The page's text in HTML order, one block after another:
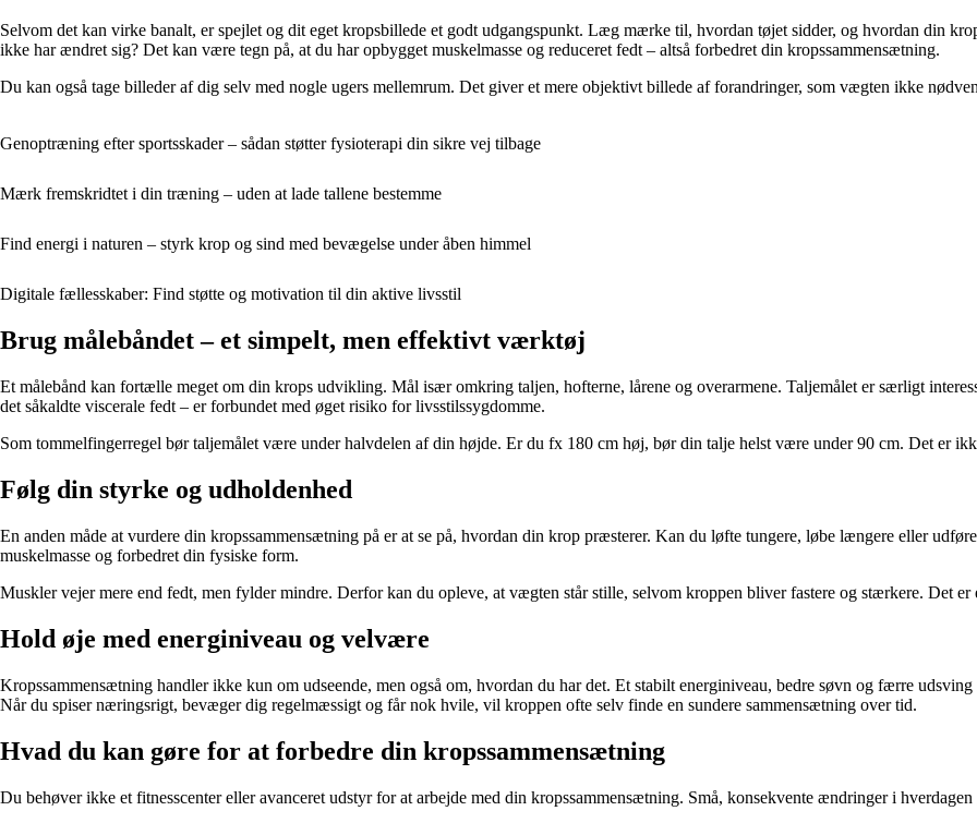
Selvom det kan virke banalt, er spejlet og dit eget kropsbillede et godt udgangspunkt. Læg mærke til, hvordan tøjet sidder, og hvordan din
ikke har ændret sig? Det kan være tegn på, at du har opbygget muskelmasse og reduceret fedt – altså forbedret din kropssammensætning.
Du kan også tage billeder af dig selv med nogle ugers mellemrum. Det giver et mere objektivt billede af forandringer, som vægten ikke
Genoptræning efter sportsskader – sådan støtter fysioterapi din sikre vej tilbage
Mærk fremskridtet i din træning – uden at lade tallene bestemme
Find energi i naturen – styrk krop og sind med bevægelse under åben himmel
Digitale fællesskaber: Find støtte og motivation til din aktive livsstil
Brug målebåndet – et simpelt, men effektivt værktøj
Et målebånd kan fortælle meget om din krops udvikling. Mål især omkring taljen, hofterne, lårene og overarmene. Taljemålet er særligt
det såkaldte viscerale fedt – er forbundet med øget risiko for livsstilssygdomme.
Som tommelfingerregel bør taljemålet være under halvdelen af din højde. Er du fx 180 cm høj, bør din talje helst være under 90 cm. Det er
Følg din styrke og udholdenhed
En anden måde at vurdere din kropssammensætning på er at se på, hvordan din krop præsterer. Kan du løfte tungere, løbe længere eller
muskelmasse og forbedret din fysiske form.
Muskler vejer mere end fedt, men fylder mindre. Derfor kan du opleve, at vægten står stille, selvom kroppen bliver fastere og stærkere. Det er
Hold øje med energiniveau og velvære
Kropssammensætning handler ikke kun om udseende, men også om, hvordan du har det. Et stabilt energiniveau, bedre søvn og færre
Når du spiser næringsrigt, bevæger dig regelmæssigt og får nok hvile, vil kroppen ofte selv finde en sundere sammensætning over tid.
Hvad du kan gøre for at forbedre din kropssammensætning
Du behøver ikke et fitnesscenter eller avanceret udstyr for at arbejde med din kropssammensætning. Små, konsekvente ændringer i